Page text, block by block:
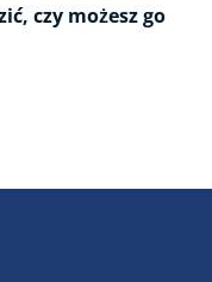
czy możesz go